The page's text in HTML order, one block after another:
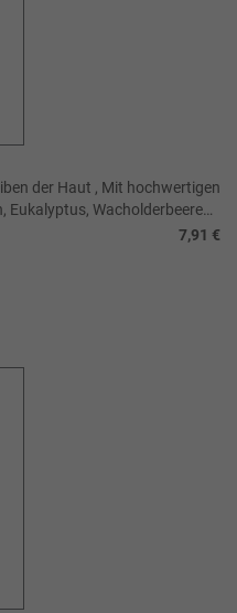
der Haut , Mit hochwertigen
Eukalyptus, Wacholderbeeren
7,91 €